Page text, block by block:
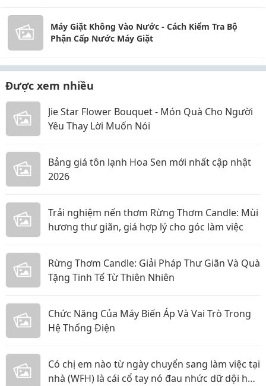
Máy Giặt Không Vào Nước - Cách Kiểm Tra Bộ
Phận Cấp Nước Máy Giặt
Được xem nhiều
Jie Star Flower Bouquet - Món Quà Cho Người
Yêu Thay Lời Muốn Nói
Bảng giá tôn lạnh Hoa Sen mới nhất cập nhật
2026
Trải nghiệm nến thơm Rừng Thơm Candle: Mùi
hương thư giãn, giá hợp lý cho góc làm việc
Rừng Thơm Candle: Giải Pháp Thư Giãn Và Quà
Tặng Tinh Tế Từ Thiên Nhiên
Chức Năng Của Máy Biến Áp Và Vai Trò Trong
Hệ Thống Điện
Có chị em nào từ ngày chuyển sang làm việc tại
nhà (WFH) là cái cổ tay nó đau nhức dữ dội hơn